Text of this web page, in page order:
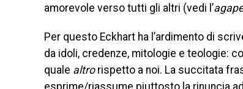
amorevole verso tutti gli altri (vedi l’agape
Per questo Eckhart ha l’ardimento di
da idoli, credenze, mitologie e teologie:
quale altrorispetto a noi. La succitata
esprime/riassume piuttosto la rinuncia